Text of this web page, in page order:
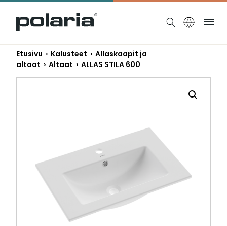
https://polaria.fi/name
Etusivu › Kalusteet › Allaskaapit ja
altaat › Altaat › ALLAS STILA 600